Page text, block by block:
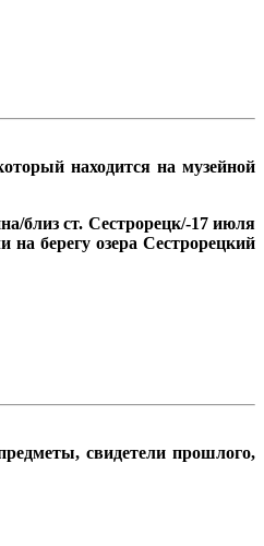
находится на музейной
близ ст. Сестрорецк/-17 июля
берегу озера Сестрорецкий
свидетели прошлого,